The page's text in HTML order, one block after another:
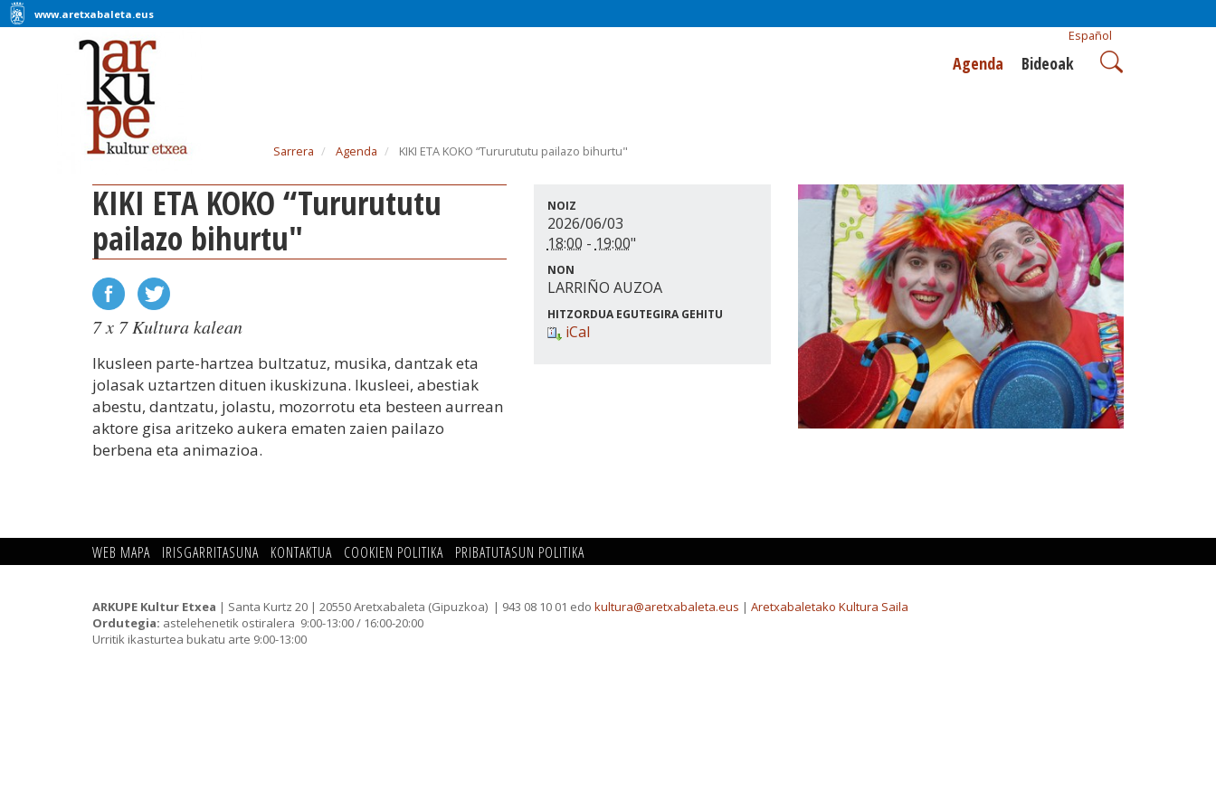
www.aretxabaleta.eus
Español
Agenda Bideoak
Sarrera Agenda KIKI ETA KOKO “Tururututu pailazo bihurtu"
KIKI ETA KOKO “Tururututu
pailazo bihurtu"
7 x 7 Kultura kalean
Ikusleen parte-hartzea bultzatuz, musika, dantzak eta
jolasak uztartzen dituen ikuskizuna. Ikusleei, abestiak
abestu, dantzatu, jolastu, mozorrotu eta besteen aurrean
aktore gisa aritzeko aukera ematen zaien pailazo
berbena eta animazioa.
NOIZ
2026/06/03
18:00 - 19:00"
NON
LARRIÑO AUZOA
HITZORDUA EGUTEGIRA GEHITU
iCal
WEB MAPA IRISGARRITASUNA KONTAKTUA COOKIEN POLITIKA PRIBATUTASUN POLITIKA
ARKUPE Kultur Etxea | Santa Kurtz 20 | 20550 Aretxabaleta (Gipuzkoa) | 943 08 10 01 edo kultura@aretxabaleta.eus | Aretxabaletako Kultura Saila
Ordutegia: astelehenetik ostiralera 9:00-13:00 / 16:00-20:00
Urritik ikasturtea bukatu arte 9:00-13:00